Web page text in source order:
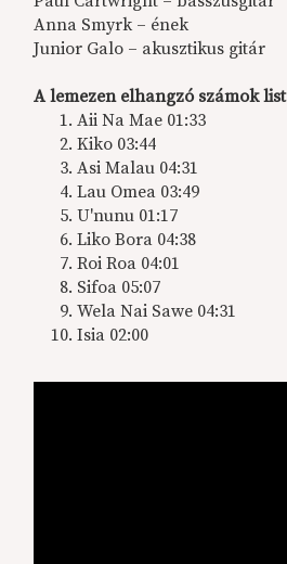
Anna Smyrk – ének
Junior Galo – akusztikus gitár
A lemezen elhangzó számok
Aii Na Mae 01:33
Kiko 03:44
Asi Malau 04:31
Lau Omea 03:49
U'nunu 01:17
Liko Bora 04:38
Roi Roa 04:01
Sifoa 05:07
Wela Nai Sawe 04:31
Isia 02:00